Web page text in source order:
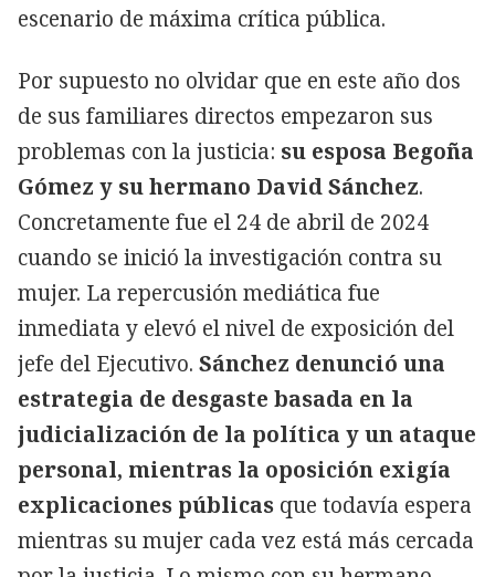
escenario de máxima crítica pública.
Por supuesto no olvidar que en este año dos
de sus familiares directos empezaron sus
problemas con la justicia: su esposa Begoña
Gómez y su hermano David Sánchez.
Concretamente fue el 24 de abril de 2024
cuando se inició la investigación contra su
mujer. La repercusión mediática fue
inmediata y elevó el nivel de exposición del
jefe del Ejecutivo. Sánchez denunció una
estrategia de desgaste basada en la
judicialización de la política y un ataque
personal, mientras la oposición exigía
explicaciones públicas que todavía espera
mientras su mujer cada vez está más cercada